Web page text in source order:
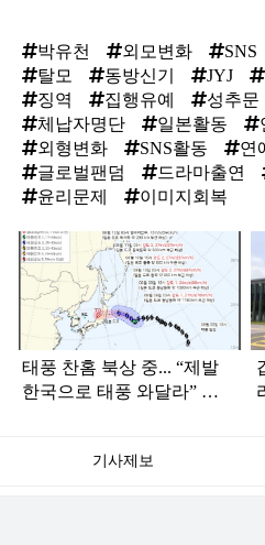
박유천 외모변화 SNS
탈모
동방신기 JYJ
징역
집행유예 성추문
체납자명단
일본활동
외형변화
SNS활동 연
글로벌팬덤
드라마출연
윤리문제
이미지회복
탑
라
인
태풍 찬홈 북상 중... “제발
한국으로 태풍 와달라” 말
기사제보